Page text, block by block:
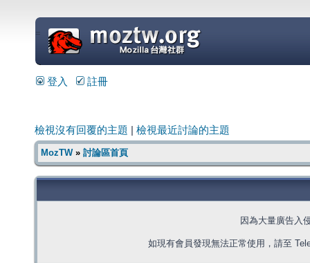
=
登入 註冊
檢視沒有回覆的主題 檢視最近討論的主題
MozTW» 討論區首頁
因為大量廣告入
如現有會員發現無法正常使用，請至